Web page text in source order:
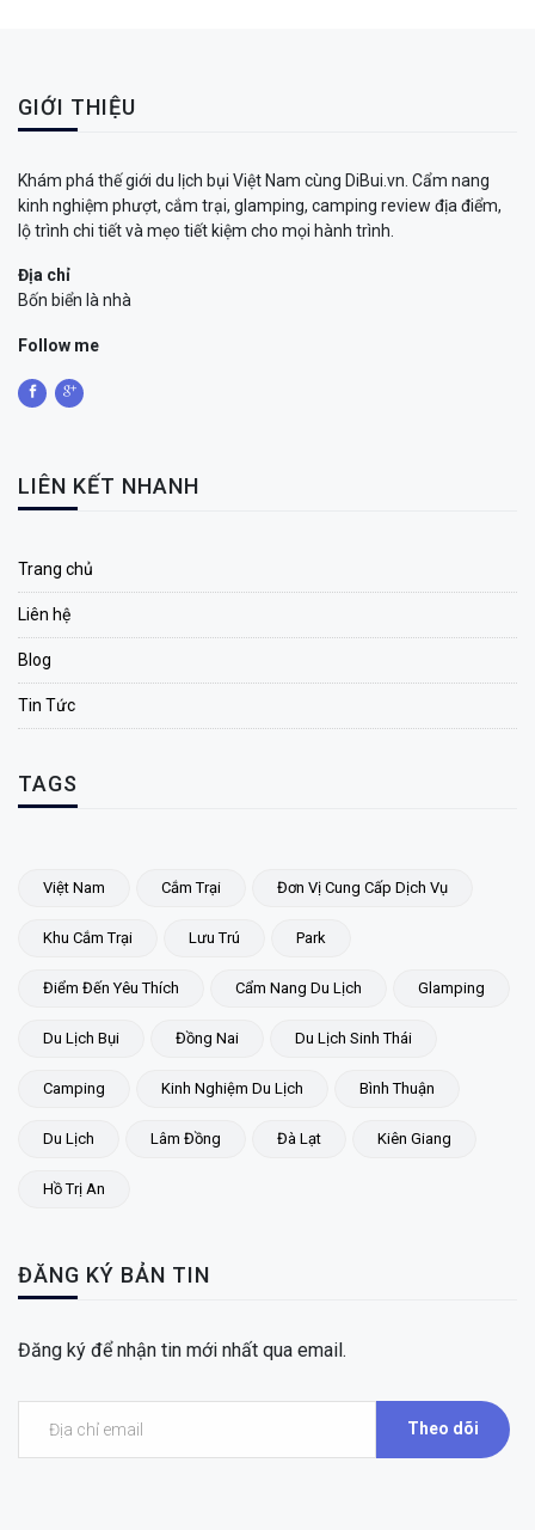
GIỚI THIỆU
Khám phá thế giới du lịch bụi Việt Nam cùng DiBui.vn. Cẩm nang
kinh nghiệm phượt, cắm trại, glamping, camping review địa điểm,
lộ trình chi tiết và mẹo tiết kiệm cho mọi hành trình.
Địa chỉ
Bốn biển là nhà
Follow me
LIÊN KẾT NHANH
Trang chủ
Liên hệ
Blog
Tin Tức
TAGS
Việt Nam Cắm Trại Đơn Vị Cung Cấp Dịch Vụ
Khu Cắm Trại Lưu Trú Park
Điểm Đến Yêu Thích Cẩm Nang Du Lịch Glamping
Du Lịch Bụi Đồng Nai Du Lịch Sinh Thái
Camping Kinh Nghiệm Du Lịch Bình Thuận
Du Lịch Lâm Đồng Đà Lạt Kiên Giang
Hồ Trị An
ĐĂNG KÝ BẢN TIN
Đăng ký để nhận tin mới nhất qua email.
Theo dõi